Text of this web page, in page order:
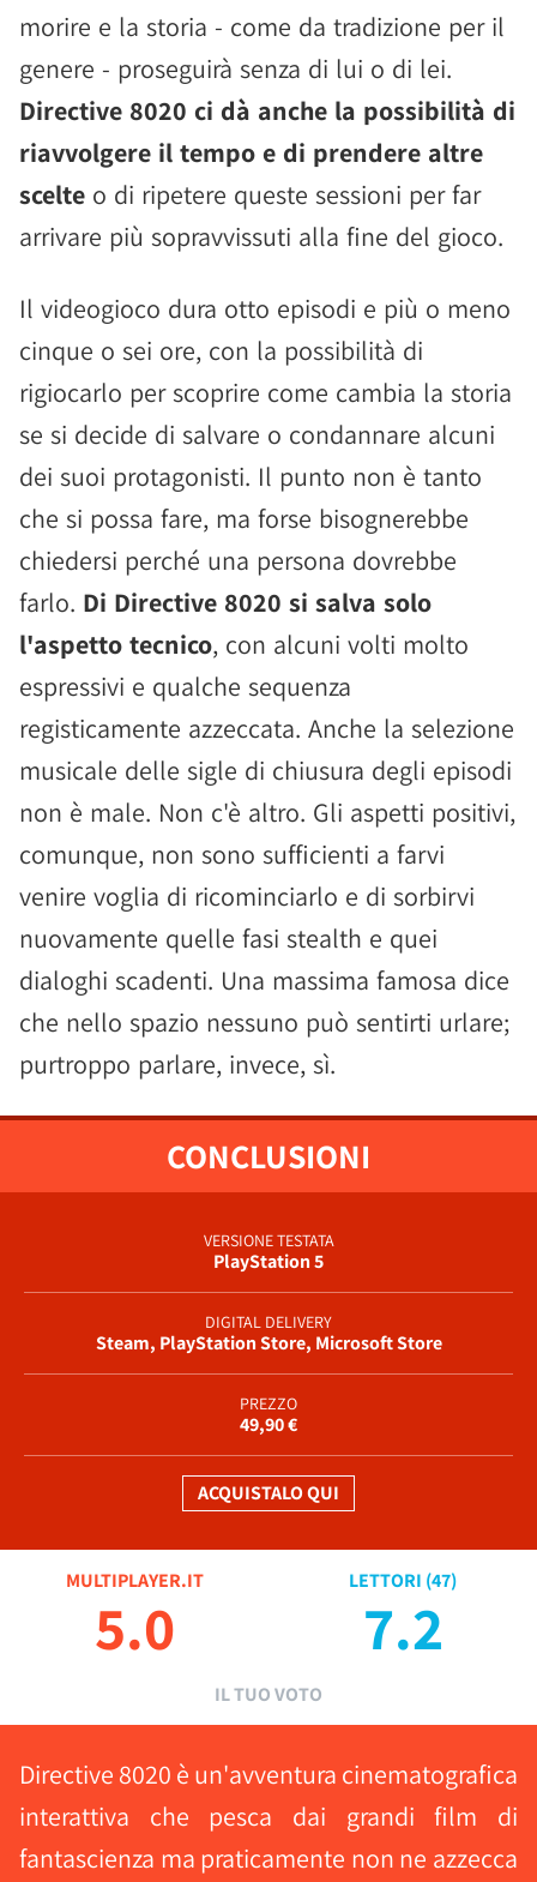
morire e la storia - come da tradizione per il
genere - proseguirà senza di lui o di lei.
Directive 8020 ci dà anche la possibilità di
riavvolgere il tempo e di prendere altre
scelte o di ripetere queste sessioni per far
arrivare più sopravvissuti alla fine del gioco.
Il videogioco dura otto episodi e più o meno
cinque o sei ore, con la possibilità di
rigiocarlo per scoprire come cambia la storia
se si decide di salvare o condannare alcuni
dei suoi protagonisti. Il punto non è tanto
che si possa fare, ma forse bisognerebbe
chiedersi perché una persona dovrebbe
farlo. Di Directive 8020 si salva solo
l'aspetto tecnico, con alcuni volti molto
espressivi e qualche sequenza
registicamente azzeccata. Anche la selezione
musicale delle sigle di chiusura degli episodi
non è male. Non c'è altro. Gli aspetti positivi,
comunque, non sono sufficienti a farvi
venire voglia di ricominciarlo e di sorbirvi
nuovamente quelle fasi stealth e quei
dialoghi scadenti. Una massima famosa dice
che nello spazio nessuno può sentirti urlare;
purtroppo parlare, invece, sì.
CONCLUSIONI
VERSIONE TESTATA
PlayStation 5
DIGITAL DELIVERY
Steam, PlayStation Store, Microsoft Store
PREZZO
49,90 €
ACQUISTALO QUI
MULTIPLAYER.IT
5.0
LETTORI (47)
7.2
IL TUO VOTO
Directive 8020 è un'avventura cinematografica
interattiva che pesca dai grandi film di
fantascienza ma praticamente non ne azzecca